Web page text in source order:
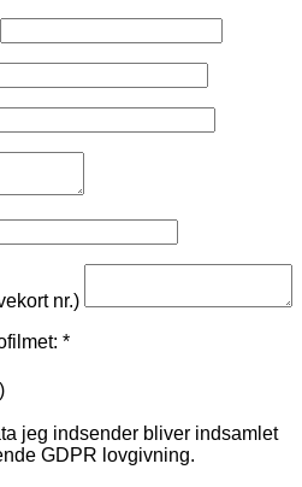
nr.)
*
jeg indsender bliver indsamlet
GDPR lovgivning.